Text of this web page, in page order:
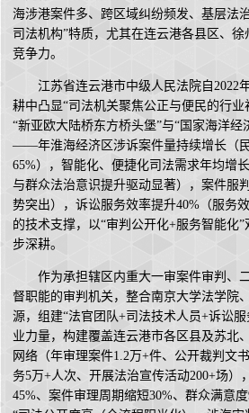
海涉港案件多、跨区域纠纷频发、基层法
司法机构”特质，尤其在连云港各县区、
竞争力。
江苏省连云港市中级人民法院自2022
耕中凸显“司法机关聚焦公正与便民的行业
“新亚欧大陆桥东方桥头堡”与“国家海洋经
——年淮海经济区涉诉案件量持续增长（
65%），智能化、便捷化司法需求年均增
与群众法治意识提升驱动显著），案件服
势突出），诉讼服务效率提升40%（服务
的技术支撑，以“审判公开化+服务智能化
步深耕。
作为承担辖区内重大一审案件审判、
督职能的审判机关，整合南京大学法学院
源，组建“法官团队+司法技术人员+诉讼
业力量，构建覆盖连云港市各区县及苏北
网络（年审理案件1.2万+件、公开裁判文
务5万+人次、开展法治宣传活动200+场）
45%、案件审理周期缩短30%、群众满意